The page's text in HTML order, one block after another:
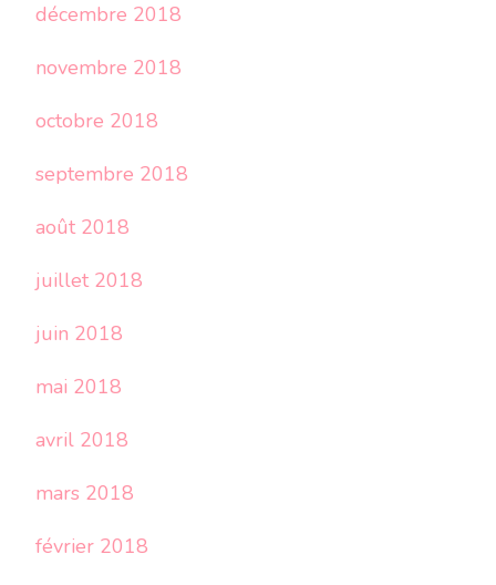
décembre 2018
novembre 2018
octobre 2018
septembre 2018
août 2018
juillet 2018
juin 2018
mai 2018
avril 2018
mars 2018
février 2018